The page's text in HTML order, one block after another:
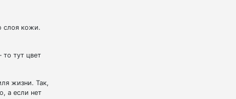
слоя кожи.
то тут цвет
жизни. Так,
а если нет